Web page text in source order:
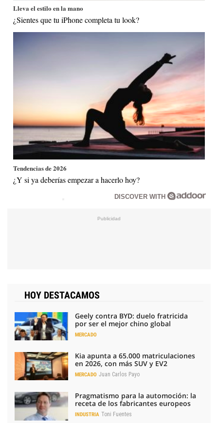
Lleva el estilo en la mano
¿Sientes que tu iPhone completa tu look?
Tendencias de 2026
¿Y si ya deberías empezar a hacerlo hoy?
DISCOVER WITH
HOY DESTACAMOS
Geely contra BYD: duelo fratricida
por ser el mejor chino global
MERCADO
Kia apunta a 65.000 matriculaciones
en 2026, con más SUV y EV2
MERCADO Juan Carlos Payo
Pragmatismo para la automoción: la
receta de los fabricantes europeos
INDUSTRIA Toni Fuentes